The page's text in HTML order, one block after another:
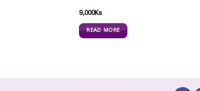
9,000Ks
READ MORE